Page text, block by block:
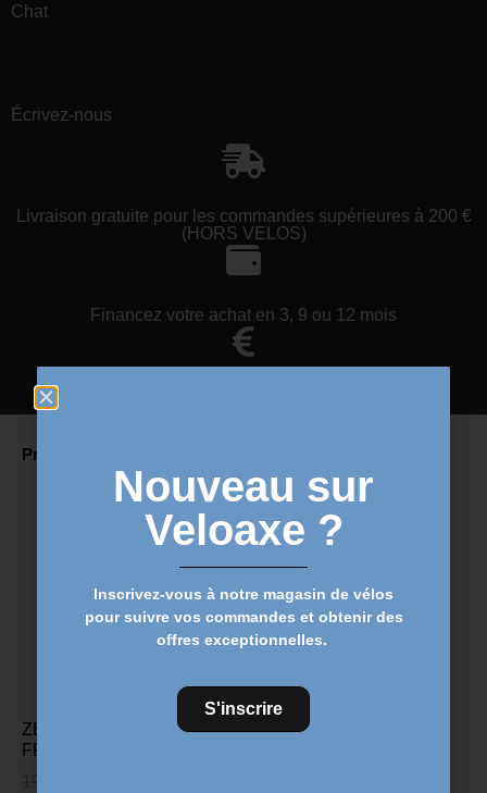
Chat
Écrivez-nous
Livraison gratuite pour les commandes supérieures à 200 €
(HORS VELOS)
Financez votre achat en 3, 9 ou 12 mois
Produits Similaires
ZEFAL SKIN ARMOR
FRAME PROTECTION – L
Ruban de guidon SRAM
Nouveau sur
Veloaxe ?
Inscrivez-vous à notre magasin de vélos
pour suivre vos commandes et obtenir des
offres exceptionnelles.
S'inscrire